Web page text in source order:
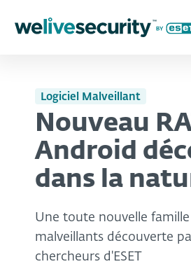
Logiciel Malveillant
Nouveau
Android
dans la
Une toute nouvelle
malveillants découverte
chercheurs d'ESET